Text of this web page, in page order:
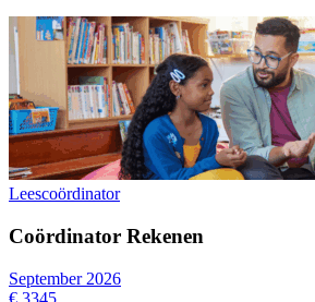
Leescoördinator
Coördinator Rekenen
September 2026
€ 3345